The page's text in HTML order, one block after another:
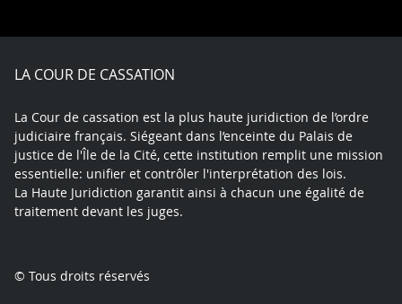
X
FacebookYoutubeLinkedInInstagram
LA COUR DE CASSATION
La Cour de cassation est la plus haute juridiction de l’ordre
judiciaire français. Siégeant dans l’enceinte du Palais de
justice de l'Île de la Cité, cette institution remplit une mission
essentielle: unifier et contrôler l'interprétation des lois.
La Haute Juridiction garantit ainsi à chacun une égalité de
traitement devant les juges.
© Tous droits réservés